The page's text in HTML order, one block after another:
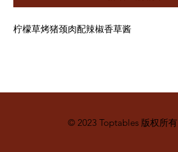
柠檬草烤猪颈肉配辣椒香草酱
© 2023 Toptables 版权所有